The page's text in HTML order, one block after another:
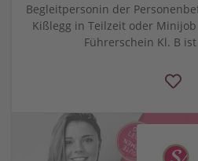
Begleitpersonin der
Kißlegg in Teilzeit oder
Führerschein Kl. B